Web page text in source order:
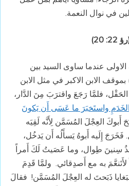
في نوال النعمة.
عندما ساوى السيد بين
الابن الاكبر في مثل الابن
الحَقْل، فلمَّا رَجَعَ واقترَبَ مِنَ الدَّار،
واستَخبَرَ ما عَسَى أَن يَكونَ
أَبوكَ العِجْلَ المُسَمَّن لِأَنَّه لَقِيَه
إِلَيه أَبوهُ يَسأَلُه أَن يَدخُل،
سِنينَ طِوال، وما عَصَيتُ لَكَ أَمراً
به مع أَصدِقائي. ولمَّا قَدِمَ
ذَبَحتَ له العِجْلَ المُسَمَّن! فقالَ